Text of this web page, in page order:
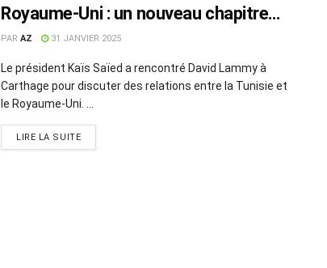
Royaume-Uni : un nouveau chapitre
diplomatique
PAR AZ 31 JANVIER 2025
Le président Kaïs Saïed a rencontré David Lammy à
Carthage pour discuter des relations entre la Tunisie et
le Royaume-Uni. ...
LIRE LA SUITE